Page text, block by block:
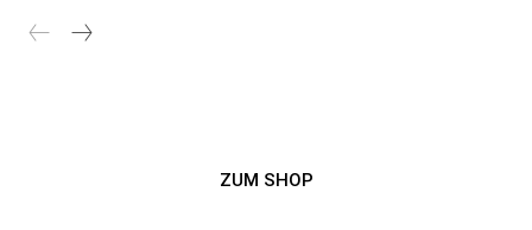
ZUM SHOP